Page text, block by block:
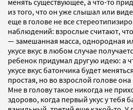
менять существующее, а что-то
из того, что он уже слышал или
еще в голове не все
наблюдений: взрослые считают,
— замешанная масса, однородная
укусе вкус в любом случае
ребенок придумал другую идею: а
укусе вкус батончика будет
простая, но во взрослой голове
Мне в голову такое никогда не
здорово, когда первый укус у тебя